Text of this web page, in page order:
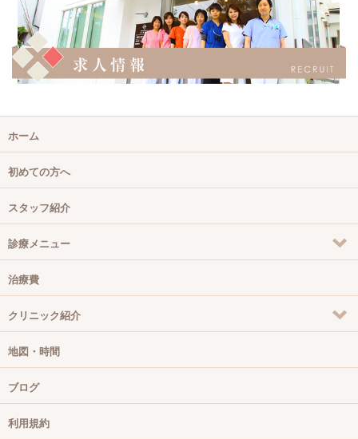
ホーム
初めての方へ
スタッフ紹介
診療メニュー
治療費
クリニック紹介
地図・時間
ブログ
利用規約